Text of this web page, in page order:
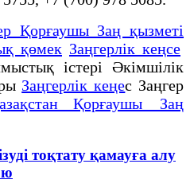
Қорғаушы Заң қызметі
қөмек Заңгерлік кеңсе
істері Әкімшілік
Заңгерлік кеңес Заңгер
Қорғаушы Заң
тоқтату қамауға алу